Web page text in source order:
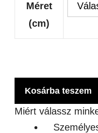
Méret
(cm)
Kosárba teszem
Miért válassz